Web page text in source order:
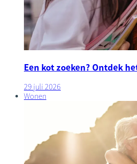
Een kot zoeken? Ontdek
29 juli 2026
Wonen